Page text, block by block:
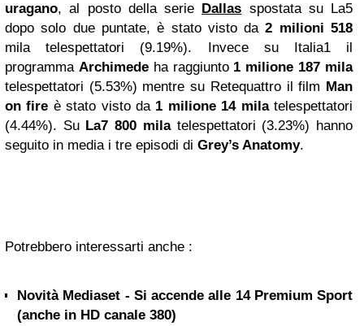
uragano, al posto della serie Dallas spostata su La5
dopo solo due puntate, è stato visto da2 milioni 518
mila telespettatori (9.19%). Invece su Italia1 il
programma Archimedeha raggiunto 1 milione 187 mila
telespettatori (5.53%) mentre su Retequattro il film Man
on fire è stato visto da 1 milione 14 milatelespettatori
(4.44%). Su La7 800 milatelespettatori (3.23%) hanno
seguito in media i tre episodi di Grey’s Anatomy.
Potrebbero interessarti anche :
Novità Mediaset - Si accende alle 14 Premium Sport
(anche in HD canale 380)